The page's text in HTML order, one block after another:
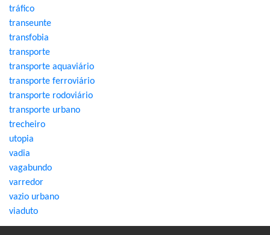
tráfico
transeunte
transfobia
transporte
transporte aquaviário
transporte ferroviário
transporte rodoviário
transporte urbano
trecheiro
utopia
vadia
vagabundo
varredor
vazio urbano
viaduto